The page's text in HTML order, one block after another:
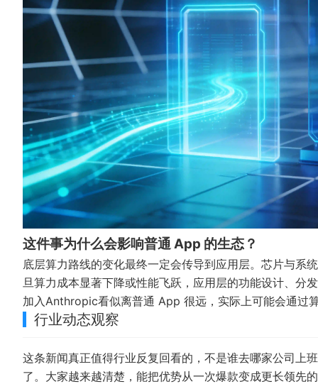
这件事为什么会影响普通 App 的生态？
底层算力路线的变化最终一定会传导到应用层。芯片与系
旦算力成本显著下降或性能飞跃，应用层的功能设计、分
加入Anthropic看似离普通 App 很远，实际上可能会通过
行业动态观察
这条新闻真正值得行业反复回看的，不是谁去哪家公司上
了。大家越来越清楚，能把优势从一次爆款变成更长领先